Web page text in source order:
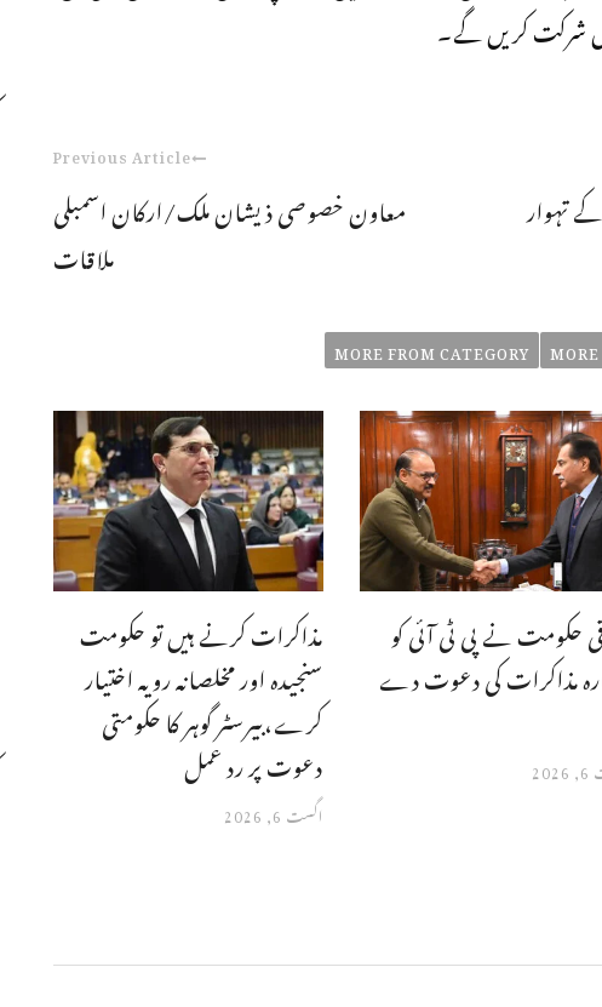
شرکت کریں گے۔
Previous Article
معاون خصوصی ذیشان ملک/ارکان اسمبلی
ملاقات
تہوار
MORE FROM CATEGORY
مذاکرات کرنے ہیں تو حکومت
سنجیدہ اور مخلصانہ رویہ اختیار
کرے،بیرسٹر گوہر کا حکومتی
دعوت پر رد عمل
اگست 6, 2026
حکومت نے پی ٹی آئی کو
مذاکرات کی دعوت دے